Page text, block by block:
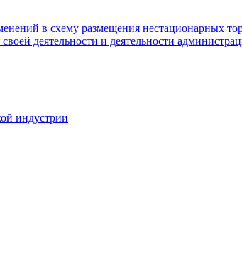
в схему размещения нестационарных
деятельности и деятельности
индустрии